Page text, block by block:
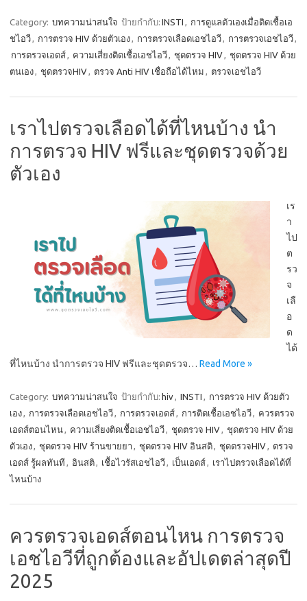
Category: บทความน่าสนใจ ป้ายกำกับ: INSTI , การดูแลตัวเองเมื่อติดเชื้อเอ
ชไอวี, การตรวจ HIV ด้วยตัวเอง, การตรวจเลือดเอชไอวี, การตรวจเอชไอวี,
การตรวจเอดส์, ความเสี่ยงติดเชื้อเอชไอวี, ชุดตรวจ HIV, ชุดตรวจ HIV ด้วย
ตนเอง, ชุดตรวจHIV, ตรวจ Anti HIV เชื่อถือได้ไหม , ตรวจเอชไอวี
เราไปตรวจเลือดได้ที่ไหนบ้าง นำ
การตรวจ HIV ฟรีและชุดตรวจด้วย
ตัวเอง
เร
า
ไป
ต
รว
จ
เลื
อ
ด
ได้
ที่ไหนบ้าง นำการตรวจ HIV ฟรีและชุดตรวจ… Read More »
Category: บทความน่าสนใจ ป้ายกำกับ: hiv, INSTI , การตรวจ HIV ด้วยตัว
เอง, การตรวจเลือดเอชไอวี, การตรวจเอดส์, การติดเชื้อเอชไอวี, ควรตรวจ
เอดส์ตอนไหน, ความเสี่ยงติดเชื้อเอชไอวี, ชุดตรวจ HIV, ชุดตรวจ HIV ด้วย
ตัวเอง, ชุดตรวจ HIV ร้านขายยา , ชุดตรวจ HIV อินสติ, ชุดตรวจHIV, ตรวจ
เอดส์ รู้ผลทันที , อินสติ, เชื้อไวรัสเอชไอวี, เป็นเอดส์, เราไปตรวจเลือดได้ที่
ไหนบ้าง
ควรตรวจเอดส์ตอนไหน การตรวจ
เอชไอวีที่ถูกต้องและอัปเดตล่าสุดปี
2025